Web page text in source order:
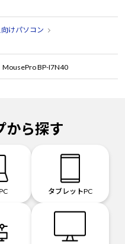
けパソコン
MousePro BP-I7N40
から探す
タブレットPC